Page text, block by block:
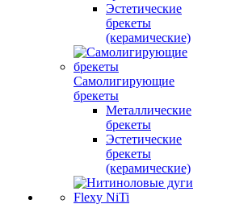
Эстетические
брекеты
(керамические)
Самолигирующие
брекеты
Металлические
брекеты
Эстетические
брекеты
(керамические)